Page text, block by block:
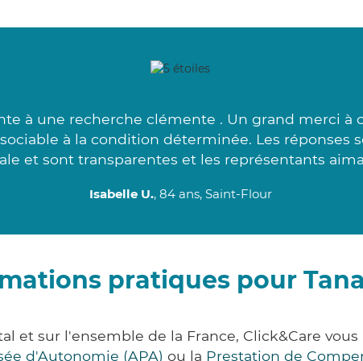
à une recherche clémente . Un grand merci à
à la condition déterminée. Les réponses
et sont transparentes et les représentants
Isabelle U., 84 ans, Saint-Flour
pratiques pour
et sur l'ensemble de la France, Click&Care
d'Autonomie (APA) ou la Prestation de